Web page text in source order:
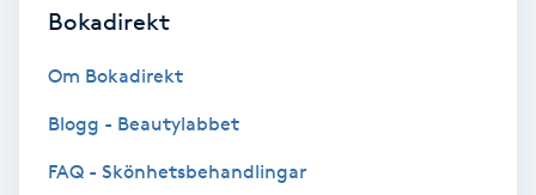
Vaxning brasiliansk
Bokadirekt
Om Bokadirekt
Blogg - Beautylabbet
FAQ - Skönhetsbehandlingar